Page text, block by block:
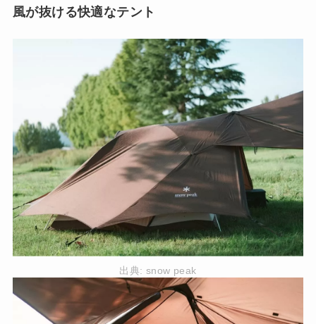
風が抜ける快適なテント
出典: snow peak